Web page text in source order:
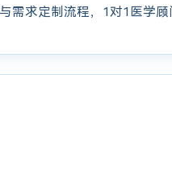
需求定制流程，1对1医学顾